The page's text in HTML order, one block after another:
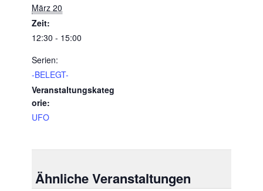
März 20
Zeit:
12:30 - 15:00
Serien:
-BELEGT-
Veranstaltungskateg
orie:
UFO
Ähnliche Veranstaltungen